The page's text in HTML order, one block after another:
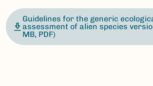
Guidelines for the generic
assessment of alien species
MB, PDF)